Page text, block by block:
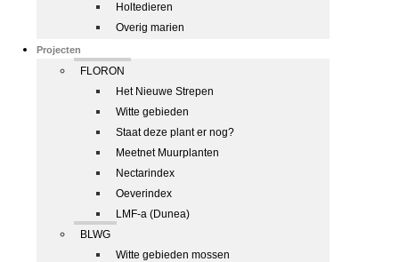
Holtedieren
Overig marien
Projecten
FLORON
Het Nieuwe Strepen
Witte gebieden
Staat deze plant er nog?
Meetnet Muurplanten
Nectarindex
Oeverindex
LMF-a (Dunea)
BLWG
Witte gebieden mossen